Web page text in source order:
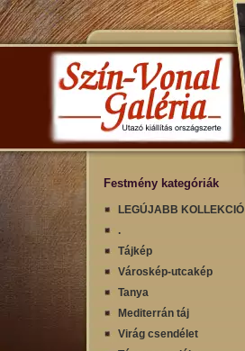
Festmény kategóriák
LEGÚJABB KOLLEKCIÓ
.
Tájkép
Városkép-utcakép
Tanya
Mediterrán táj
Virág csendélet